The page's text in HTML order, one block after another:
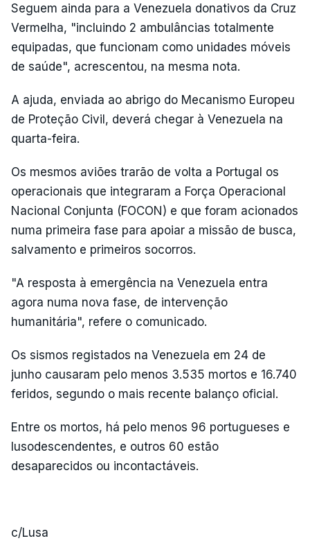
Seguem ainda para a Venezuela donativos da Cruz
Vermelha, "incluindo 2 ambulâncias totalmente
equipadas, que funcionam como unidades móveis
de saúde", acrescentou, na mesma nota.
A ajuda, enviada ao abrigo do Mecanismo Europeu
de Proteção Civil, deverá chegar à Venezuela na
quarta-feira.
Os mesmos aviões trarão de volta a Portugal os
operacionais que integraram a Força Operacional
Nacional Conjunta (FOCON) e que foram acionados
numa primeira fase para apoiar a missão de busca,
salvamento e primeiros socorros.
"A resposta à emergência na Venezuela entra
agora numa nova fase, de intervenção
humanitária", refere o comunicado.
Os sismos registados na Venezuela em 24 de
junho causaram pelo menos 3.535 mortos e 16.740
feridos, segundo o mais recente balanço oficial.
Entre os mortos, há pelo menos 96 portugueses e
lusodescendentes, e outros 60 estão
desaparecidos ou incontactáveis.
c/Lusa